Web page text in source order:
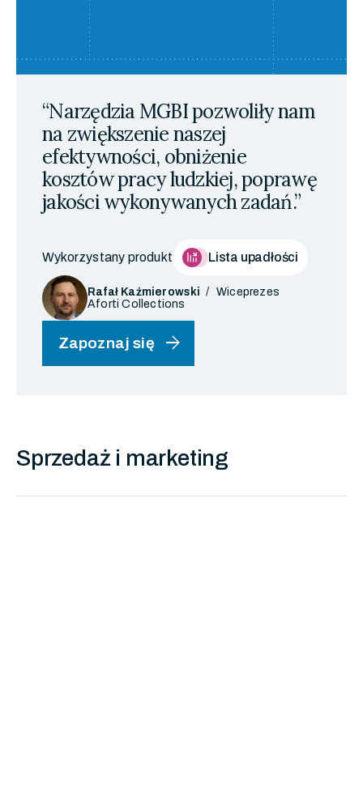
“Narzędzia MGBI pozwoliły nam
na zwiększenie naszej
efektywności, obniżenie
kosztów pracy ludzkiej, poprawę
jakości wykonywanych zadań.”
Wykorzystany produkt Lista upadłości
Rafał Kaźmierowski
Wiceprezes
Aforti Collections
Zapoznaj się arrow_forward
Sprzedaż i marketing